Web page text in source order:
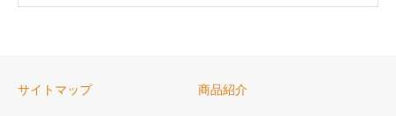
サイトマップ 商品紹介